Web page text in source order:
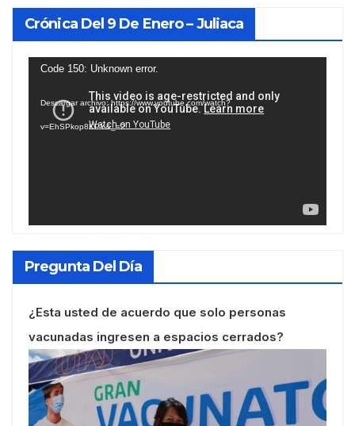
Crónica Del 9 De Enero – Juliaca
Reproductor
vídeo
Code 150: Unknown error.
Descargar archivo: https://www.youtube.com/watch?
v=EhSPkop8KPY&_=2
Pregunta Del Día
¿Esta usted de acuerdo que solo personas
vacunadas ingresen a espacios cerrados?